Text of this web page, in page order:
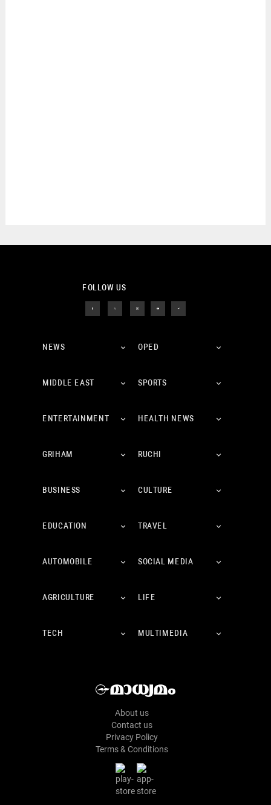
FOLLOW US
NEWS OPED
MIDDLE EAST SPORTS
ENTERTAINMENT HEALTH NEWS
GRIHAM RUCHI
BUSINESS CULTURE
EDUCATION TRAVEL
AUTOMOBILE SOCIAL MEDIA
AGRICULTURE LIFE
TECH MULTIMEDIA
About us
Contact us
Privacy Policy
Terms & Conditions